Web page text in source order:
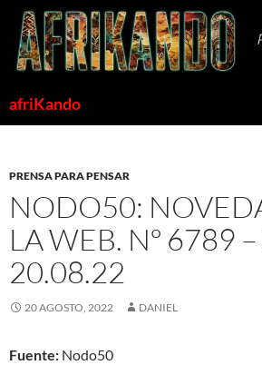
Saltar
contenido
afriKando
PRENSA PARA PENSAR
NODO50:
LA WEB. Nº 6789
20.08.22
20 AGOSTO, 2022 DANIEL
Fuente: Nodo50